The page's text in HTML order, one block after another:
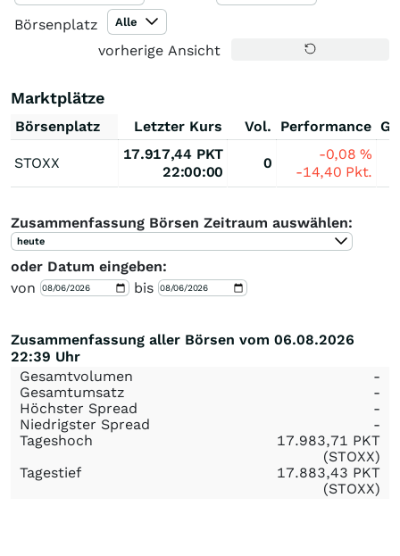
Börsenplatz Alle
vorherige Ansicht
Marktplätze
Börsenplatz Letzter Kurs Vol. Performance
STOXX
17.917,44 PKT
22:00:00
0
-0,08%
-14,40 Pkt.
Zusammenfassung Börsen Zeitraum auswählen:
heute
oder Datum eingeben:
von
bis
Zusammenfassung aller Börsen vom 06.08.2026
22:39 Uhr
Gesamtvolumen
-
Gesamtumsatz
-
Höchster Spread
-
Niedrigster Spread
-
Tageshoch
17.983,71 PKT
(STOXX)
Tagestief
17.883,43 PKT
(STOXX)